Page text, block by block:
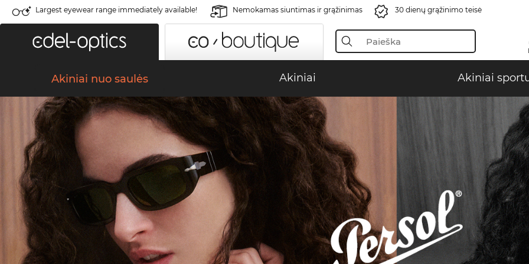
Largest eyewear range immediately available! Nemokamas siuntimas ir grąžinimas 30 dienų grąžinimo teisė
Akiniai nuo saulės Akiniai Akiniai